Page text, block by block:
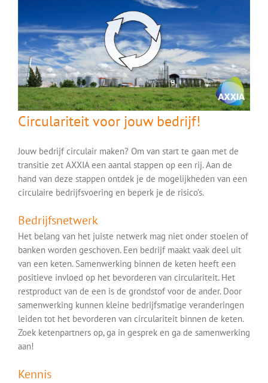
Circulariteit voor jouw bedrijf!
Jouw bedrijf circulair maken? Om van start te gaan met de
transitie zet AXXIA een aantal stappen op een rij. Aan de
hand van deze stappen ontdek je de mogelijkheden van een
circulaire bedrijfsvoering en beperk je de risico’s.
Bedrijfsnetwerk
Het belang van het juiste netwerk mag niet onder stoelen of
banken worden geschoven. Een bedrijf maakt vaak deel uit
van een keten. Samenwerking binnen de keten heeft een
positieve invloed op het bevorderen van circulariteit. Het
restproduct van de een is de grondstof voor de ander. Door
samenwerking kunnen kleine bedrijfsmatige veranderingen
leiden tot het bevorderen van circulariteit binnen de keten.
Zoek ketenpartners op, ga in gesprek en ga de samenwerking
aan!
Kennis